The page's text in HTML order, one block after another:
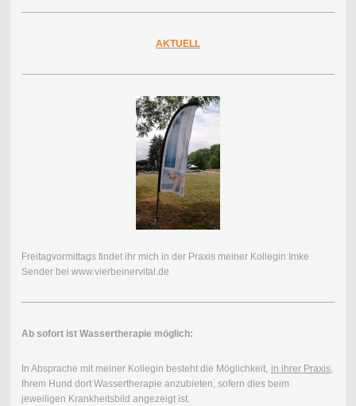
AKTUELL
Freitagvormittags findet ihr mich in der Praxis meiner Kollegin Imke
Sender bei www.vierbeinervital.de
Ab sofort ist Wassertherapie möglich:
In Absprache mit meiner Kollegin besteht die Möglichkeit, in ihrer Praxis,
Ihrem Hund dort Wassertherapie anzubieten, sofern dies beim
jeweiligen Krankheitsbild angezeigt ist.